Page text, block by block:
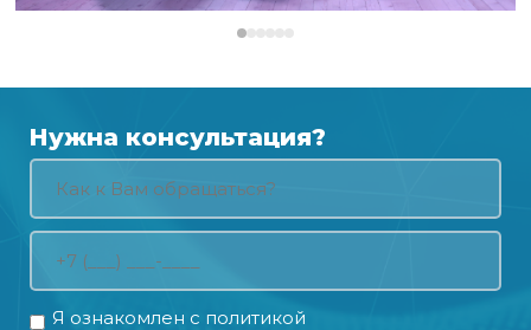
Нужна консультация?
Я ознакомлен с политикой